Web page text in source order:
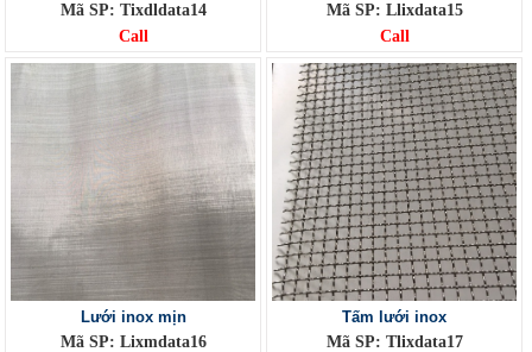
Mã SP: Tixdldata14
Call
Mã SP: Llixdata15
Call
Lưới inox mịn
Mã SP: Lixmdata16
Tấm lưới inox
Mã SP: Tlixdata17